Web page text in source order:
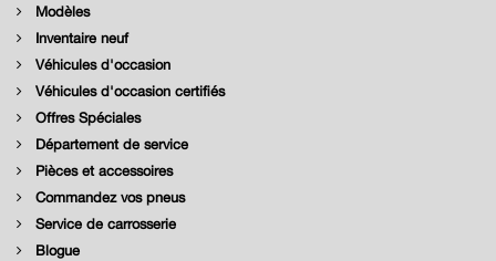
Modèles
Inventaire neuf
Véhicules d'occasion
Véhicules d'occasion certifiés
Offres Spéciales
Département de service
Pièces et accessoires
Commandez vos pneus
Service de carrosserie
Blogue